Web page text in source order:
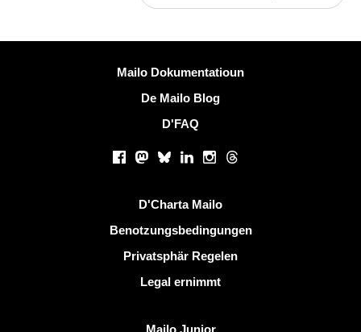
Méi InformatiounenMailo Dokumentatioun
De Mailo Blog
D'FAQ
Facebook
Mastodon
BlueskyLinkedInInstagram
Threads
D'Charta Mailo
Benotzungsbedingungen
Privatsphär Regelen
Legal ernimmt
Mailo Junior